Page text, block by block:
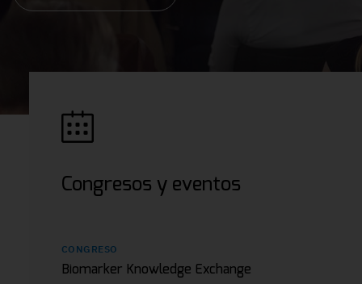
Congresos y eventos
CONGRESO
Biomarker Knowledge Exchange